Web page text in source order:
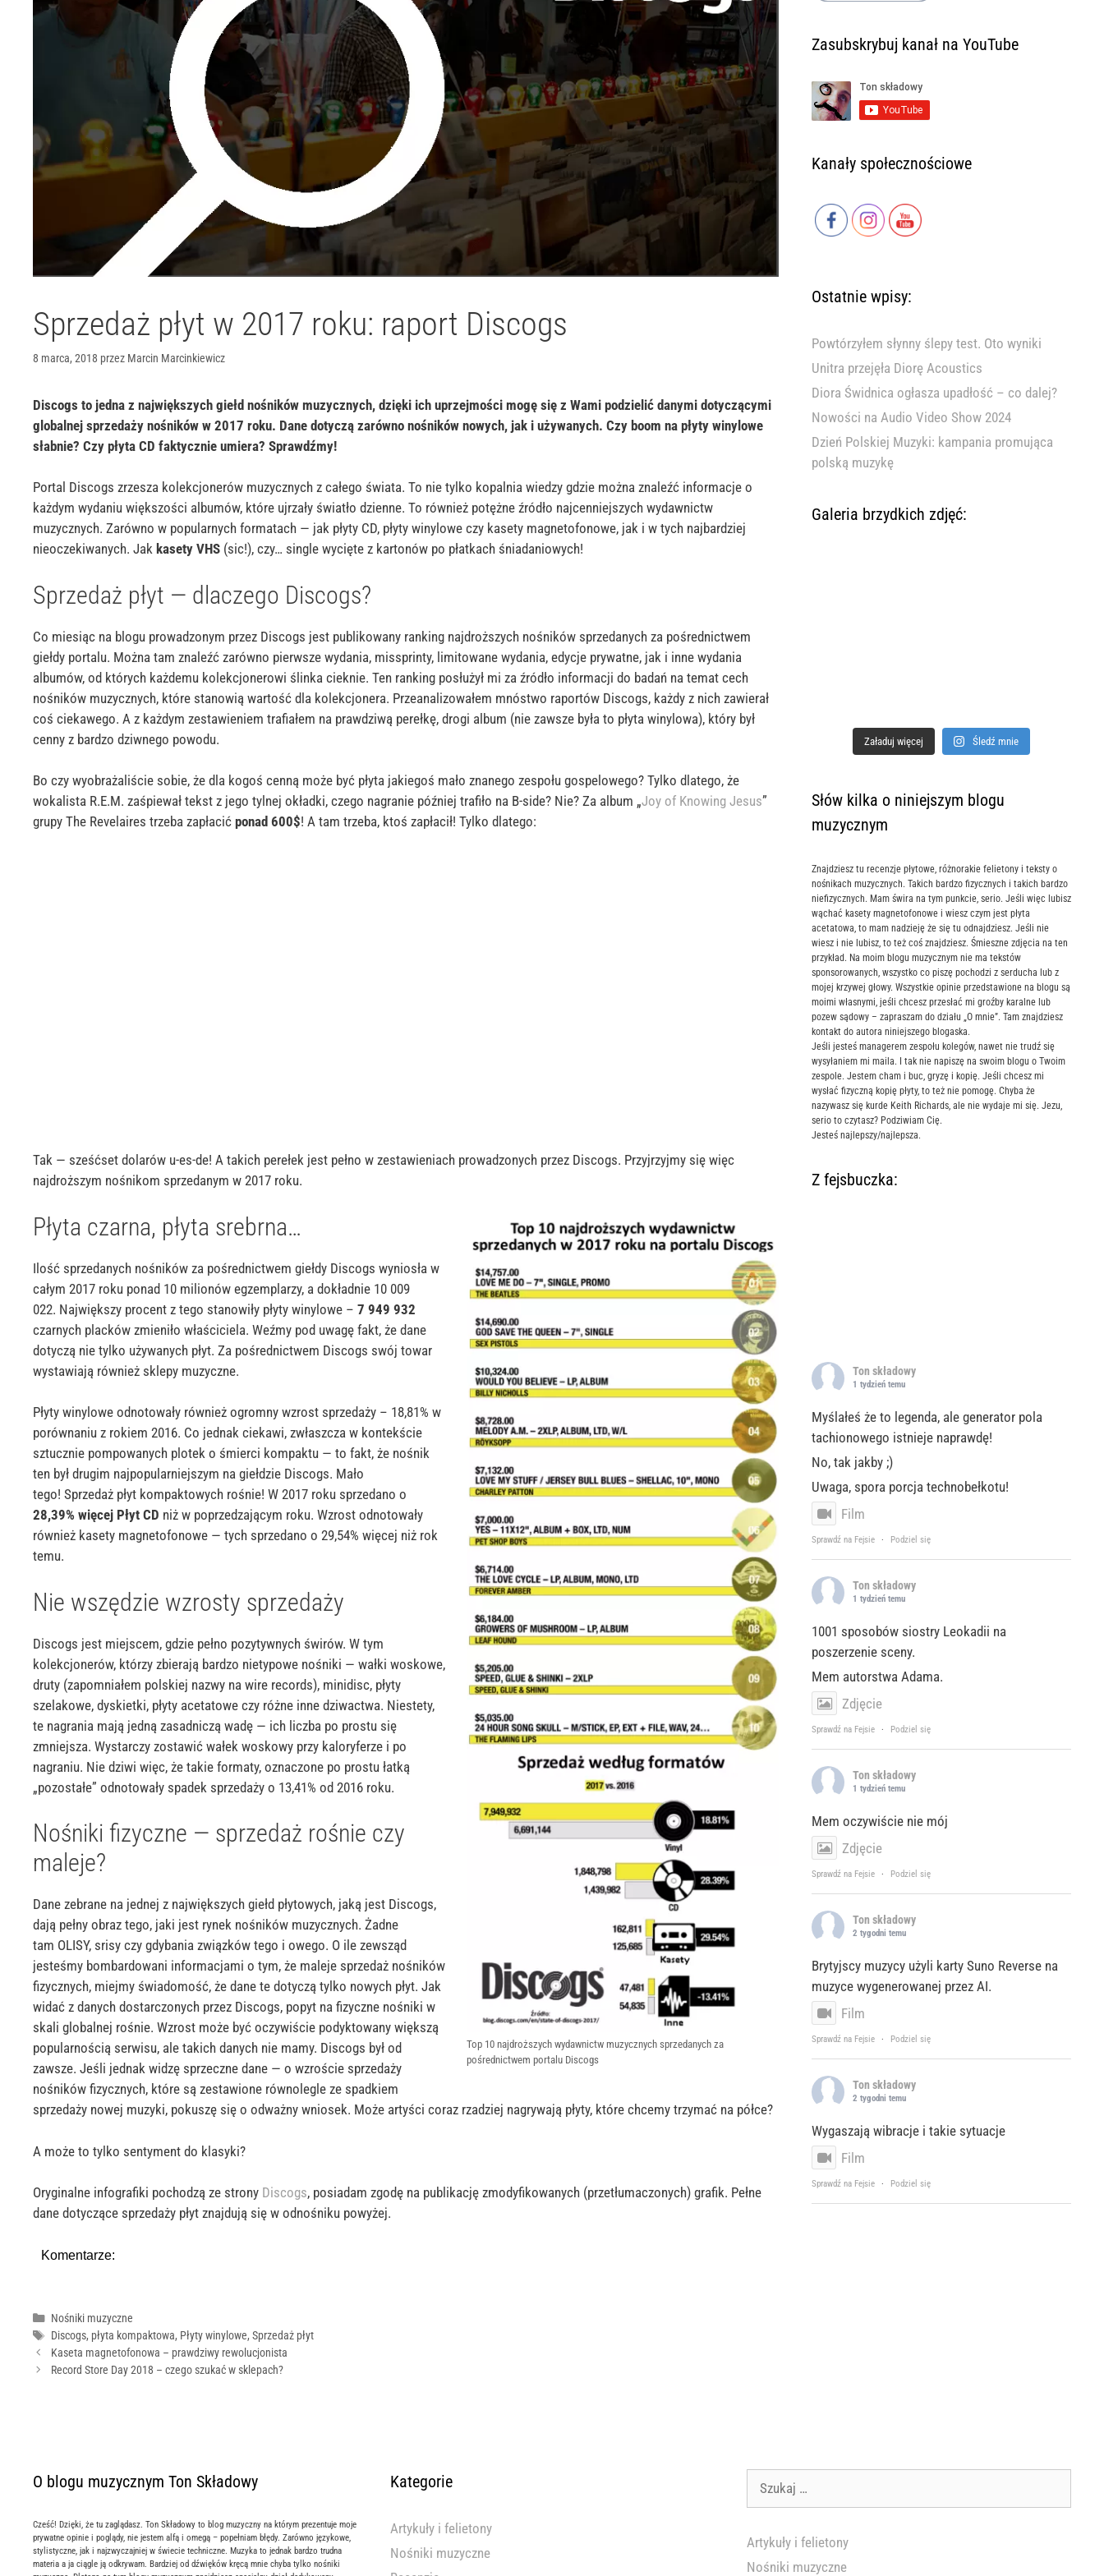
Sprzedaż płyt w 2017 roku: raport Discogs
8 marca, 2018 przez Marcin Marcinkiewicz
Discogs to jedna z największych giełd nośników muzycznych, dzięki ich uprzejmości mogę się z Wami podzielić danymi dotyczącymi
globalnej sprzedaży nośników w 2017 roku. Dane dotyczą zarówno nośników nowych, jak i używanych. Czy boom na płyty winylowe
słabnie? Czy płyta CD faktycznie umiera? Sprawdźmy!
Portal Discogs zrzesza kolekcjonerów muzycznych z całego świata. To nie tylko kopalnia wiedzy gdzie można znaleźć informacje o
każdym wydaniu większości albumów, które ujrzały światło dzienne. To również potężne źródło najcenniejszych wydawnictw
muzycznych. Zarówno w popularnych formatach — jak płyty CD, płyty winylowe czy kasety magnetofonowe, jak i w tych najbardziej
nieoczekiwanych. Jak kasety VHS (sic!), czy… single wycięte z kartonów po płatkach śniadaniowych!
Sprzedaż płyt — dlaczego Discogs?
Co miesiąc na blogu prowadzonym przez Discogs jest publikowany ranking najdroższych nośników sprzedanych za pośrednictwem
giełdy portalu. Można tam znaleźć zarówno pierwsze wydania, missprinty, limitowane wydania, edycje prywatne, jak i inne wydania
albumów, od których każdemu kolekcjonerowi ślinka cieknie. Ten ranking posłużył mi za źródło informacji do badań na temat cech
nośników muzycznych, które stanowią wartość dla kolekcjonera. Przeanalizowałem mnóstwo raportów Discogs, każdy z nich zawierał
coś ciekawego. A z każdym zestawieniem trafiałem na prawdziwą perełkę, drogi album (nie zawsze była to płyta winylowa), który był
cenny z bardzo dziwnego powodu.
Bo czy wyobrażaliście sobie, że dla kogoś cenną może być płyta jakiegoś mało znanego zespołu gospelowego? Tylko dlatego, że
wokalista R.E.M. zaśpiewał tekst z jego tylnej okładki, czego nagranie później trafiło na B-side? Nie? Za album „Joy of Knowing Jesus”
grupy The Revelaires trzeba zapłacić ponad 600$! A tam trzeba, ktoś zapłacił! Tylko dlatego:
Tak — sześćset dolarów u-es-de! A takich perełek jest pełno w zestawieniach prowadzonych przez Discogs. Przyjrzyjmy się więc
najdroższym nośnikom sprzedanym w 2017 roku.
Top 10 najdroższych wydawnictw muzycznych sprzedanych za
pośrednictwem portalu Discogs
Płyta czarna, płyta srebrna…
Ilość sprzedanych nośników za pośrednictwem giełdy Discogs wyniosła w
całym 2017 roku ponad 10 milionów egzemplarzy, a dokładnie 10 009
022. Największy procent z tego stanowiły płyty winylowe – 7 949 932
czarnych placków zmieniło właściciela. Weźmy pod uwagę fakt, że dane
dotyczą nie tylko używanych płyt. Za pośrednictwem Discogs swój towar
wystawiają również sklepy muzyczne.
Płyty winylowe odnotowały również ogromny wzrost sprzedaży – 18,81% w
porównaniu z rokiem 2016. Co jednak ciekawi, zwłaszcza w kontekście
sztucznie pompowanych plotek o śmierci kompaktu — to fakt, że nośnik
ten był drugim najpopularniejszym na giełdzie Discogs. Mało
tego! Sprzedaż płyt kompaktowych rośnie! W 2017 roku sprzedano o
28,39% więcej Płyt CD niż w poprzedzającym roku. Wzrost odnotowały
również kasety magnetofonowe — tych sprzedano o 29,54% więcej niż rok
temu.
Nie wszędzie wzrosty sprzedaży
Discogs jest miejscem, gdzie pełno pozytywnych świrów. W tym
kolekcjonerów, którzy zbierają bardzo nietypowe nośniki — wałki woskowe,
druty (zapomniałem polskiej nazwy na wire records), minidisc, płyty
szelakowe, dyskietki, płyty acetatowe czy różne inne dziwactwa. Niestety,
te nagrania mają jedną zasadniczą wadę — ich liczba po prostu się
zmniejsza. Wystarczy zostawić wałek woskowy przy kaloryferze i po
nagraniu. Nie dziwi więc, że takie formaty, oznaczone po prostu łatką
„pozostałe” odnotowały spadek sprzedaży o 13,41% od 2016 roku.
Nośniki fizyczne — sprzedaż rośnie czy
maleje?
Dane zebrane na jednej z największych giełd płytowych, jaką jest Discogs,
dają pełny obraz tego, jaki jest rynek nośników muzycznych. Żadne
tam OLISY, srisy czy gdybania związków tego i owego. O ile zewsząd
jesteśmy bombardowani informacjami o tym, że maleje sprzedaż nośników
fizycznych, miejmy świadomość, że dane te dotyczą tylko nowych płyt. Jak
widać z danych dostarczonych przez Discogs, popyt na fizyczne nośniki w
skali globalnej rośnie. Wzrost może być oczywiście podyktowany większą
popularnością serwisu, ale takich danych nie mamy. Discogs był od
zawsze. Jeśli jednak widzę sprzeczne dane — o wzroście sprzedaży
nośników fizycznych, które są zestawione równolegle ze spadkiem
sprzedaży nowej muzyki, pokuszę się o odważny wniosek. Może artyści coraz rzadziej nagrywają płyty, które chcemy trzymać na półce?
A może to tylko sentyment do klasyki?
Oryginalne infografiki pochodzą ze strony Discogs, posiadam zgodę na publikację zmodyfikowanych (przetłumaczonych) grafik. Pełne
dane dotyczące sprzedaży płyt znajdują się w odnośniku powyżej.
Komentarze:
Kategorie
Nośniki muzyczne
Tagi
Discogs, płyta kompaktowa, Płyty winylowe, Sprzedaż płyt
Kaseta magnetofonowa – prawdziwy rewolucjonista
Record Store Day 2018 – czego szukać w sklepach?
Zasubskrybuj kanał na YouTube
Kanały społecznościowe
Ostatnie wpisy:
Powtórzyłem słynny ślepy test. Oto wyniki
Unitra przejęła Diorę Acoustics
Diora Świdnica ogłasza upadłość – co dalej?
Nowości na Audio Video Show 2024
Dzień Polskiej Muzyki: kampania promująca
polską muzykę
Galeria brzydkich zdjęć:
Załaduj więcej Śledź mnie
Słów kilka o niniejszym blogu
muzycznym
Znajdziesz tu recenzje płytowe, różnorakie felietony i teksty o
nośnikach muzycznych. Takich bardzo fizycznych i takich bardzo
niefizycznych. Mam świra na tym punkcie, serio. Jeśli więc lubisz
wąchać kasety magnetofonowe i wiesz czym jest płyta
acetatowa, to mam nadzieję że się tu odnajdziesz. Jeśli nie
wiesz i nie lubisz, to też coś znajdziesz. Śmieszne zdjęcia na ten
przykład. Na moim blogu muzycznym nie ma tekstów
sponsorowanych, wszystko co piszę pochodzi z serducha lub z
mojej krzywej głowy. Wszystkie opinie przedstawione na blogu są
moimi własnymi, jeśli chcesz przesłać mi groźby karalne lub
pozew sądowy – zapraszam do działu „O mnie”. Tam znajdziesz
kontakt do autora niniejszego blogaska.
Jeśli jesteś managerem zespołu kolegów, nawet nie trudź się
wysyłaniem mi maila. I tak nie napiszę na swoim blogu o Twoim
zespole. Jestem cham i buc, gryzę i kopię. Jeśli chcesz mi
wysłać fizyczną kopię płyty, to też nie pomogę. Chyba że
nazywasz się kurde Keith Richards, ale nie wydaje mi się. Jezu,
serio to czytasz? Podziwiam Cię.
Jesteś najlepszy/najlepsza.
Z fejsbuczka:
Ton składowy
1 tydzień temu
Myślałeś że to legenda, ale generator pola
tachionowego istnieje naprawdę!
No, tak jakby ;)
Uwaga, spora porcja technobełkotu!
Film
Sprawdź na Fejsie · Podziel się
Ton składowy
1 tydzień temu
1001 sposobów siostry Leokadii na
poszerzenie sceny.
Mem autorstwa Adama.
Zdjęcie
Sprawdź na Fejsie · Podziel się
Ton składowy
1 tydzień temu
Mem oczywiście nie mój
Zdjęcie
Sprawdź na Fejsie · Podziel się
Ton składowy
2 tygodni temu
Brytyjscy muzycy użyli karty Suno Reverse na
muzyce wygenerowanej przez AI.
Film
Sprawdź na Fejsie · Podziel się
Ton składowy
2 tygodni temu
Wygaszają wibracje i takie sytuacje
Film
Sprawdź na Fejsie · Podziel się
O blogu muzycznym Ton Składowy
Cześć! Dzięki, że tu zaglądasz. Ton Składowy to blog muzyczny na którym prezentuje moje
prywatne opinie i poglądy, nie jestem alfą i omegą – popełniam błędy. Zarówno językowe,
stylistyczne, jak i najzwyczajniej w świecie techniczne. Muzyka to jednak bardzo trudna
materia a ja ciągle ją odkrywam. Bardziej od dźwięków kręcą mnie chyba tylko nośniki
Kategorie
Artykuły i felietony
Nośniki muzyczne
Artykuły i felietony
Nośniki muzyczne